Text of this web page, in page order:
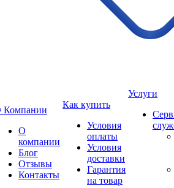
Компании
О
компании
Блог
Отзывы
Контакты
Как купить
Условия
оплаты
Условия
доставки
Гарантия
на товар
Услуги